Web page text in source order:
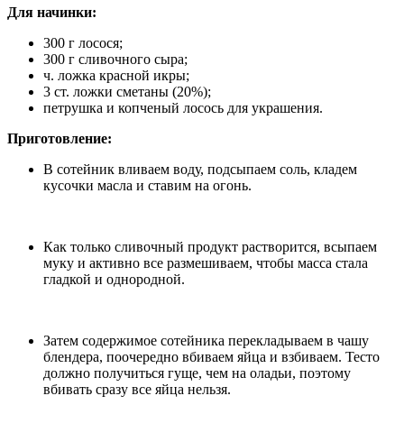
Для начинки:
300 г лосося;
300 г сливочного сыра;
ч. ложка красной икры;
3 ст. ложки сметаны (20%);
петрушка и копченый лосось для украшения.
Приготовление:
В сотейник вливаем воду, подсыпаем соль, кладем
кусочки масла и ставим на огонь.
Как только сливочный продукт растворится, всыпаем
муку и активно все размешиваем, чтобы масса стала
гладкой и однородной.
Затем содержимое сотейника перекладываем в чашу
блендера, поочередно вбиваем яйца и взбиваем. Тесто
должно получиться гуще, чем на оладьи, поэтому
вбивать сразу все яйца нельзя.